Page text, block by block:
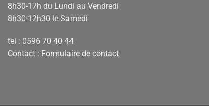
8h30-17h du Lundi au Vendredi
8h30-12h30 le Samedi
tel : 0596 70 40 44
Contact : Formulaire de contact